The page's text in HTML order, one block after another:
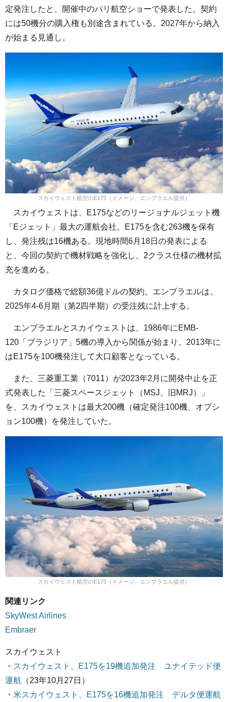
定発注したと、開催中のパリ航空ショーで発表した。契約
には50機分の購入権も別途含まれている。2027年から納入
が始まる見通し。
スカイウェスト航空のE175（イメージ、エンブラエル提供）
スカイウェストは、E175などのリージョナルジェット機
「Eジェット」最大の運航会社。E175を含む263機を保有
し、発注残は16機ある。現地時間6月18日の発表による
と、今回の契約で機材戦略を強化し、2クラス仕様の機材拡
充を進める。
カタログ価格で総額36億ドルの契約。エンブラエルは、
2025年4-6月期（第2四半期）の受注残に計上する。
エンブラエルとスカイウェストは、1986年にEMB-
120「ブラジリア」5機の導入から関係が始まり、2013年に
はE175を100機発注して大口顧客となっている。
また、三菱重工業（7011）が2023年2月に開発中止を正
式発表した「三菱スペースジェット（MSJ、旧MRJ）」
を、スカイウェストは最大200機（確定発注100機、オプシ
ョン100機）を発注していた。
スカイウェスト航空のE175（イメージ、エンブラエル提供）
関連リンク
SkyWest Airlines
Embraer
スカイウェスト
・ スカイウェスト、E175を19機追加発注 ユナイテッド便
運航 （23年10月27日）
・ 米スカイウェスト、E175を16機追加発注 デルタ便運航